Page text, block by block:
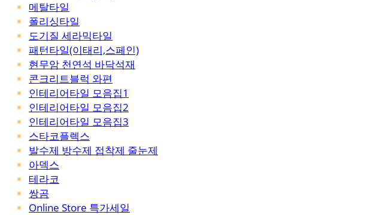
메탈타일
폴리싱타일
도기질 세라믹타일
패턴타일(이태리,스페인)
현무암 천연석 바닥석재
콘크리트블럭 와편
인테리어타일 모음집1
인테리어타일 모음집2
인테리어타일 모음집3
스타코플렉스
발수제 방수제 접착제 줄눈제
아덱스
테라코
쌍곰
Online Store 특가세일